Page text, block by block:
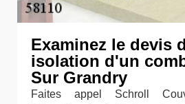
Examinez le devis
isolation d'un
Sur Grandry
Faites appel Schroll